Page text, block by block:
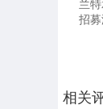
兰
招
相关